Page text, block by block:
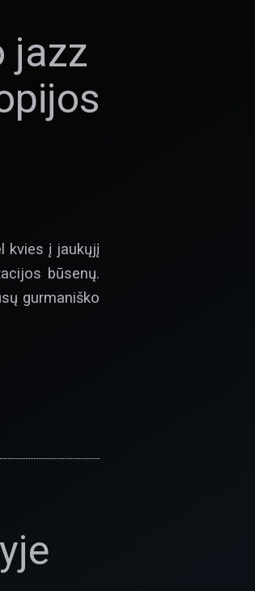
jazz
kvies į jaukųjį
būsenų.
gurmaniško